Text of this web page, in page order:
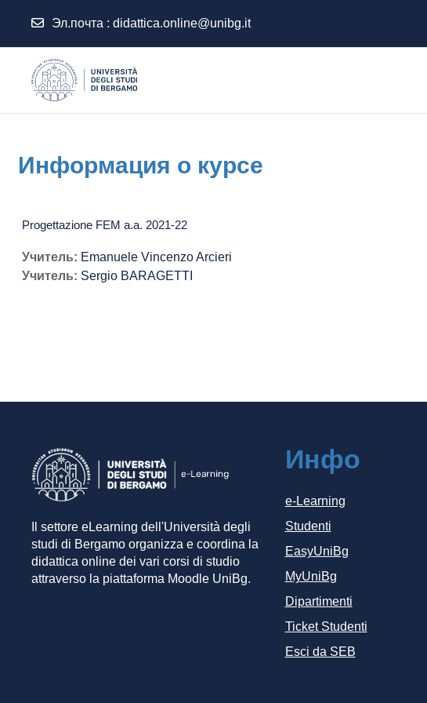
Эл.почта : didattica.online@unibg.it
Информация о курсе
Progettazione FEM a.a. 2021-22
Учитель: Emanuele Vincenzo Arcieri
Учитель: Sergio BARAGETTI
Il settore eLearning dell'Università degli
studi di Bergamo organizza e coordina la
didattica online dei vari corsi di studio
attraverso la piattaforma Moodle UniBg.
Инфо
e-Learning
Studenti
EasyUniBg
MyUniBg
Dipartimenti
Ticket Studenti
Esci da SEB